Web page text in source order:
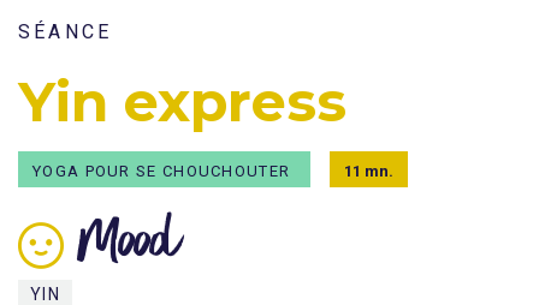
SÉANCE
Yin express
YOGA POUR SE CHOUCHOUTER 11 mn.
Mood
YIN